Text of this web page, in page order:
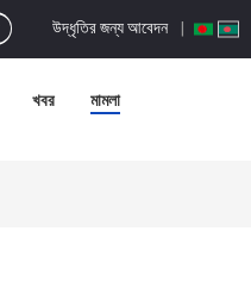
উদ্ধৃতির জন্য আবেদন |
খবর মামলা